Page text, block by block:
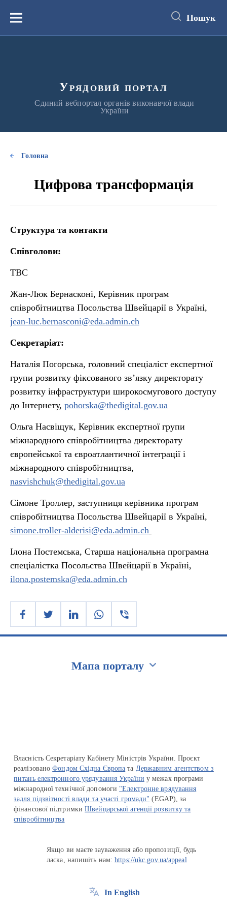
вмістуМеню Пошук
Урядовий портал
Єдиний вебпортал органів виконавчої влади
України
Головна
Цифрова трансформація
Структура та контакти
Співголови:
TBC
Жан-Люк Бернасконі, Керівник програм
співробітництва Посольства Швейцарії в Україні,
jean-luc.bernasconi@eda.admin.ch
Секретаріат:
Наталія Погорська, головний спеціаліст експертної
групи розвитку фіксованого звʼязку директорату
розвитку інфраструктури широкосмугового доступу
до Інтернету, pohorska@thedigital.gov.ua
Ольга Насвіщук, Керівник експертної групи
міжнародного співробітництва директорату
європейської та євроатлантичної інтеграції і
міжнародного співробітництва,
nasvishchuk@thedigital.gov.ua
Сімоне Троллер, заступниця керівника програм
співробітництва Посольства Швейцарії в Україні,
simone.troller-alderisi@eda.admin.ch
Ілона Постемська, Старша національна програмна
спеціалістка Посольства Швейцарії в Україні,
ilona.postemska@eda.admin.ch
Мапа порталу
Власність Секретаріату Кабінету Міністрів України. Проєкт
реалізованоФондом Східна Європа та Державним агентством з
питань електронного урядування України у межах програми
міжнародної технічної допомоги "Електронне врядування
задля підзвітності влади та участі громади" (EGAP), за
фінансової підтримкиШвейцарської агенції розвитку та
співробітництва
Якщо ви маєте зауваження або пропозиції, будь
ласка, напишіть нам:https://ukc.gov.ua/appeal
In English